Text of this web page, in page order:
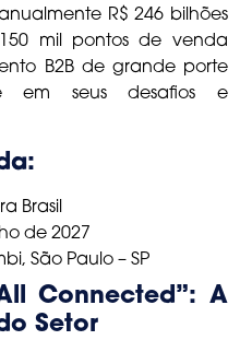
R$ 246 bilhões
mil pontos de venda
B2B de grande porte
em seus desafios e
Brasil
de 2027
São Paulo – SP
Connected”: A
Setor